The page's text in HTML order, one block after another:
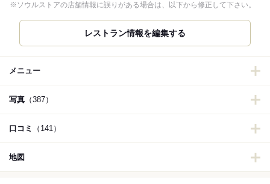
※ソウルストアの店舗情報に誤りがある場合は、以下から修正して下さい。
メニュー
写真 （387）
口コミ （141）
地図